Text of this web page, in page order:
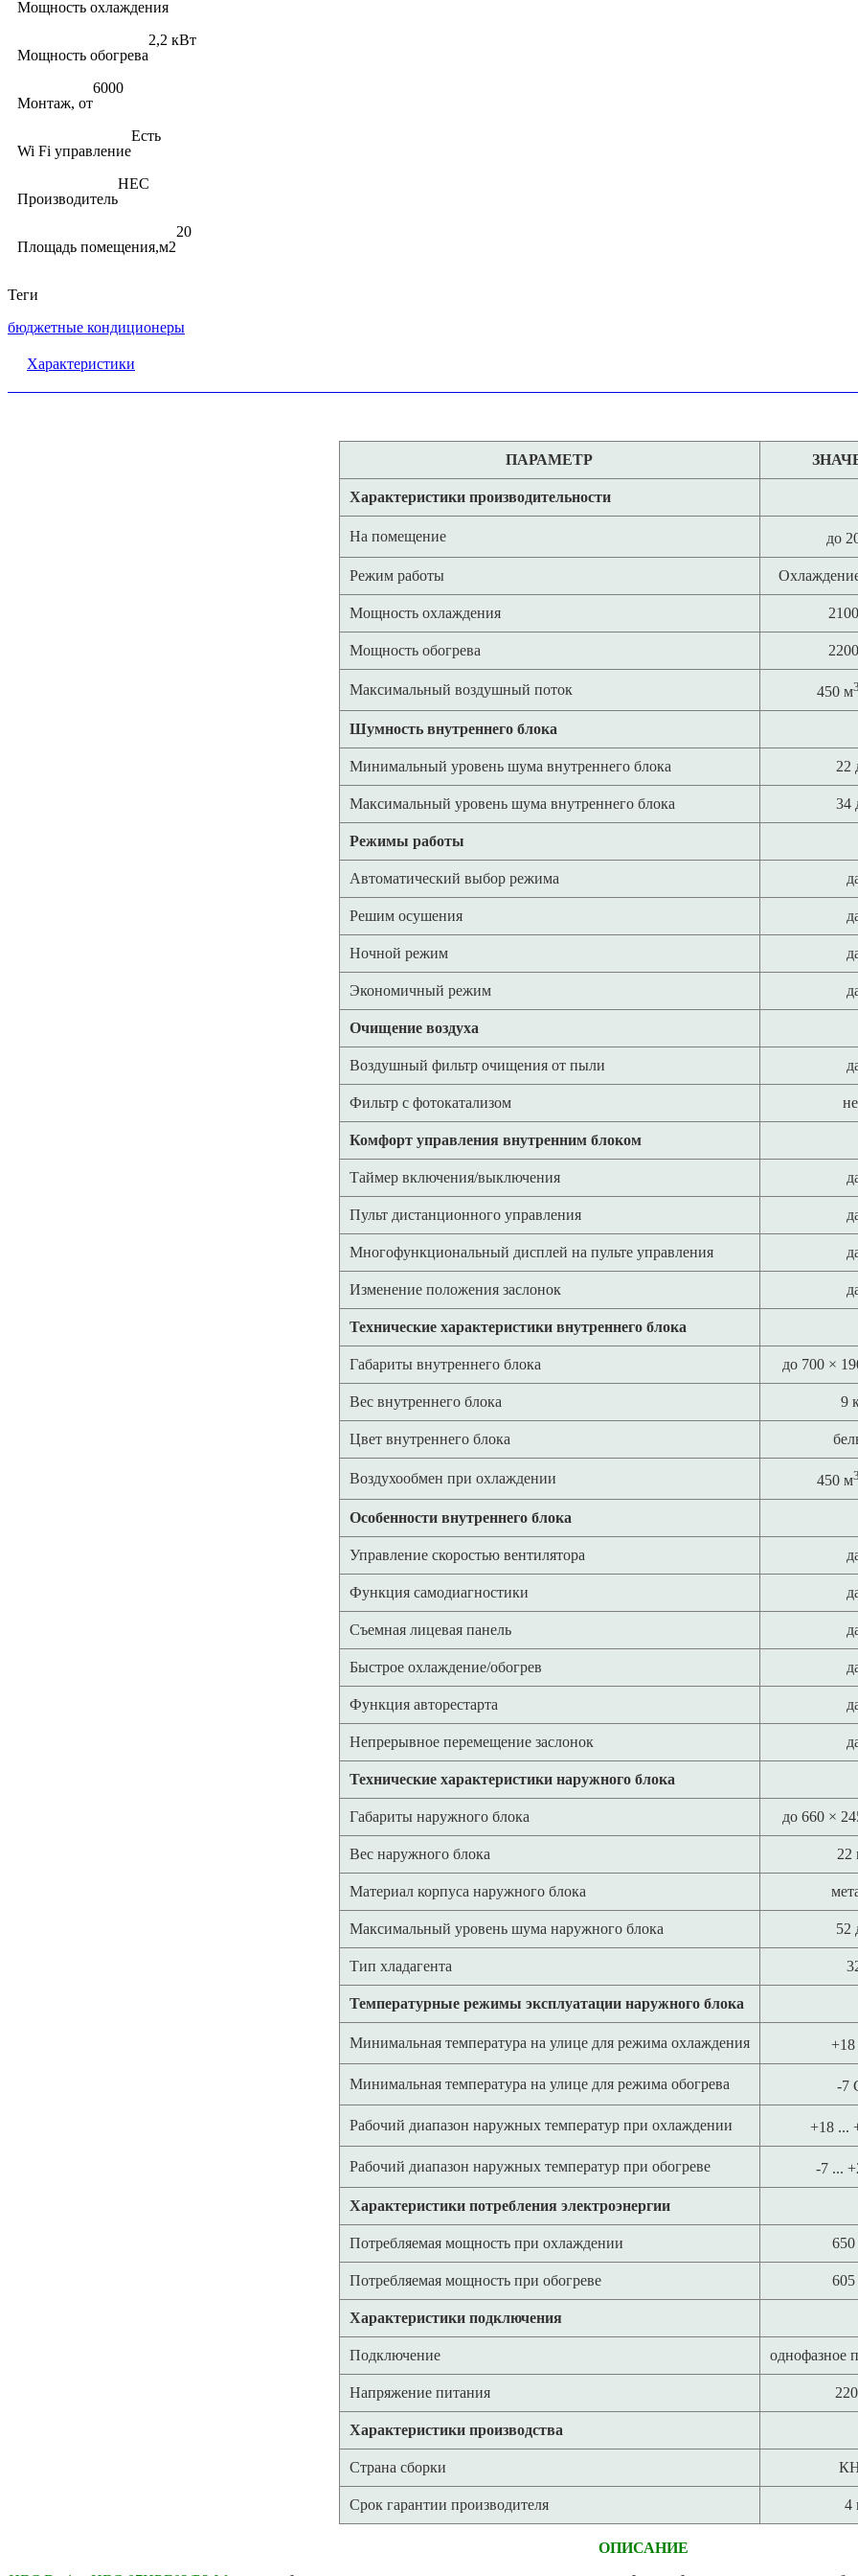
Мощность охлаждения
Мощность обогрева
2,2 кВт
Монтаж, от
6000
Wi Fi управление
Есть
Производитель
HEC
Площадь помещения,м2
20
Теги
бюджетные кондиционеры
Характеристики
ПАРАМЕТР
Характеристики производительности
На помещение до
Режим работы
Мощность охлаждения
Мощность обогрева
Максимальный воздушный поток 450 м3
Шумность внутреннего блока
Минимальный уровень шума внутреннего блока 22
Максимальный уровень шума внутреннего блока 34
Режимы работы
Автоматический выбор режима
Решим осушения
Ночной режим
Экономичный режим
Очищение воздуха
Воздушный фильтр очищения от пыли
Фильтр с фотокатализом
Комфорт управления внутренним блоком
Таймер включения/выключения
Пульт дистанционного управления
Многофункциональный дисплей на пульте управления
Изменение положения заслонок
Технические характеристики внутреннего блока
Габариты внутреннего блока до 700 ×
Вес внутреннего блока 9
Цвет внутреннего блока
Воздухообмен при охлаждении 450 м3
Особенности внутреннего блока
Управление скоростью вентилятора
Функция самодиагностики
Съемная лицевая панель
Быстрое охлаждение/обогрев
Функция авторестарта
Непрерывное перемещение заслонок
Технические характеристики наружного блока
Габариты наружного блока до 660 ×
Вес наружного блока 22
Материал корпуса наружного блока
Максимальный уровень шума наружного блока 52
Тип хладагента
Температурные режимы эксплуатации наружного блока
Минимальная температура на улице для режима охлаждения +18
Минимальная температура на улице для режима обогрева -7
Рабочий диапазон наружных температур при охлаждении +18 ...
Рабочий диапазон наружных температур при обогреве -7 ...
Характеристики потребления электроэнергии
Потребляемая мощность при охлаждении
Потребляемая мощность при обогреве
Характеристики подключения
Подключение однофазное
Напряжение питания
Характеристики производства
Страна сборки
Срок гарантии производителя 4
ОПИСАНИЕ